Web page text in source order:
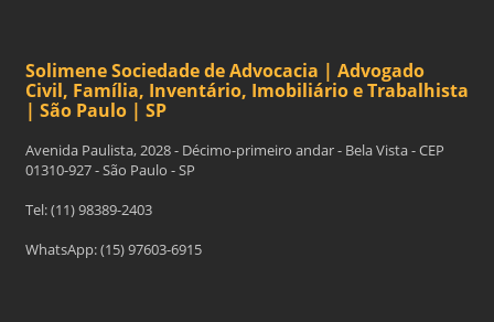
Solimene Sociedade de Advocacia | Advogado
Civil, Família, Inventário, Imobiliário e Trabalhista
| São Paulo | SP
Avenida Paulista, 2028 - Décimo-primeiro andar - Bela Vista - CEP
01310-927 - São Paulo - SP
Tel: (11) 98389-2403
WhatsApp: (15) 97603-6915